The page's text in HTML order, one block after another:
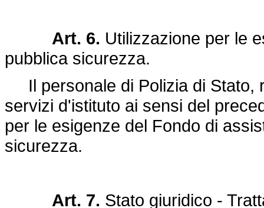
Art. 6. Utilizzazione per le
pubblica sicurezza.
Il personale di Polizia di Stato,
servizi d'istituto ai sensi del
per le esigenze del Fondo di
sicurezza.
Art. 7. Stato giuridico -